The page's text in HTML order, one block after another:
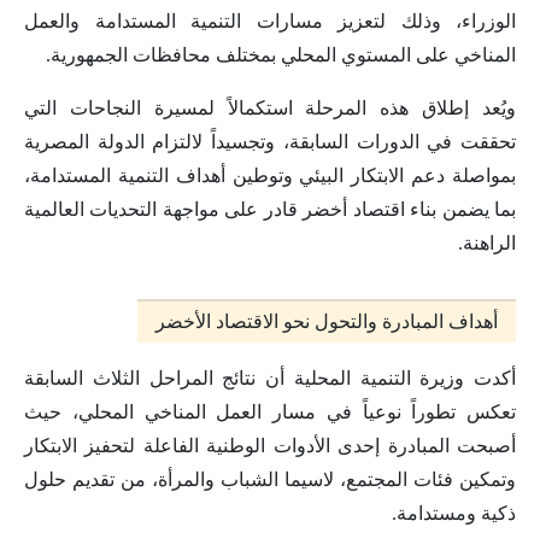
الوزراء، وذلك لتعزيز مسارات التنمية المستدامة والعمل
المناخي على المستوي المحلي بمختلف محافظات الجمهورية.
ويُعد إطلاق هذه المرحلة استكمالاً لمسيرة النجاحات التي
تحققت في الدورات السابقة، وتجسيداً لالتزام الدولة المصرية
بمواصلة دعم الابتكار البيئي وتوطين أهداف التنمية المستدامة،
بما يضمن بناء اقتصاد أخضر قادر على مواجهة التحديات العالمية
الراهنة.
أهداف المبادرة والتحول نحو الاقتصاد الأخضر
أكدت وزيرة التنمية المحلية أن نتائج المراحل الثلاث السابقة
تعكس تطوراً نوعياً في مسار العمل المناخي المحلي، حيث
أصبحت المبادرة إحدى الأدوات الوطنية الفاعلة لتحفيز الابتكار
وتمكين فئات المجتمع، لاسيما الشباب والمرأة، من تقديم حلول
ذكية ومستدامة.